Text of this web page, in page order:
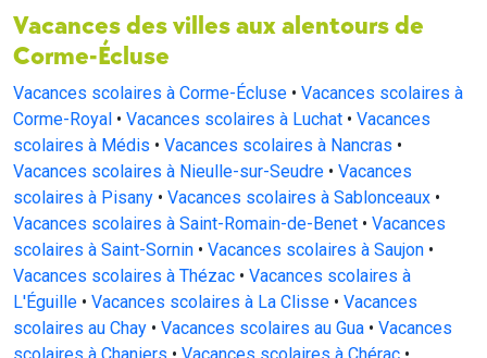
Vacances des villes aux alentours de
Corme-Écluse
Vacances scolaires à Corme-Écluse • Vacances scolaires à
Corme-Royal • Vacances scolaires à Luchat • Vacances
scolaires à Médis • Vacances scolaires à Nancras •
Vacances scolaires à Nieulle-sur-Seudre • Vacances
scolaires à Pisany • Vacances scolaires à Sablonceaux •
Vacances scolaires à Saint-Romain-de-Benet • Vacances
scolaires à Saint-Sornin • Vacances scolaires à Saujon •
Vacances scolaires à Thézac • Vacances scolaires à
L'Éguille • Vacances scolaires à La Clisse • Vacances
scolaires au Chay • Vacances scolaires au Gua • Vacances